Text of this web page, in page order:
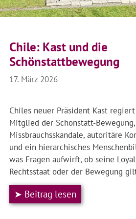
Chile: Kast und die
Schönstattbewegung
17. März 2026
Chiles neuer Präsident Kast
Mitglied der Schönstatt-
Missbrauchsskandale, autoritäre
und ein hierarchisches
was Fragen aufwirft, ob seine
Rechtsstaat oder der Bewegung
➤ Beitrag lesen